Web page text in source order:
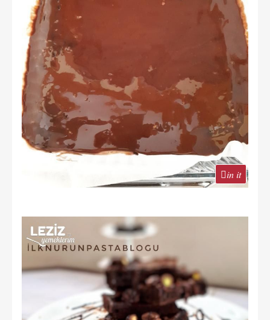
in it